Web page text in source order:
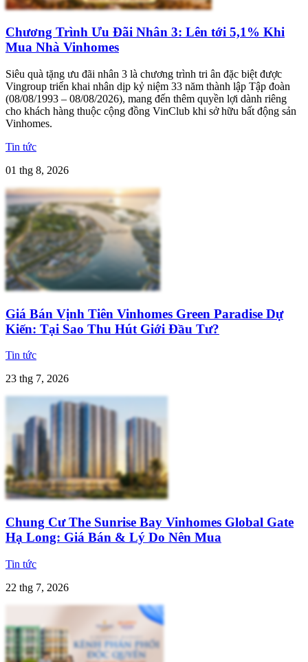
Chương Trình Ưu Đãi Nhân 3: Lên tới 5,1% Khi
Mua Nhà Vinhomes
Siêu quà tặng ưu đãi nhân 3 là chương trình tri ân đặc biệt được
Vingroup triển khai nhân dịp kỷ niệm 33 năm thành lập Tập đoàn
(08/08/1993 – 08/08/2026), mang đến thêm quyền lợi dành riêng
cho khách hàng thuộc cộng đồng VinClub khi sở hữu bất động sản
Vinhomes.
Tin tức
01 thg 8, 2026
Giá Bán Vịnh Tiên Vinhomes Green Paradise Dự
Kiến: Tại Sao Thu Hút Giới Đầu Tư?
Tin tức
23 thg 7, 2026
Chung Cư The Sunrise Bay Vinhomes Global Gate
Hạ Long: Giá Bán & Lý Do Nên Mua
Tin tức
22 thg 7, 2026